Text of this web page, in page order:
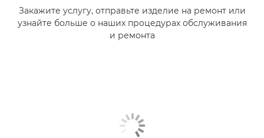
Закажите услугу, отправьте изделие на ремонт или
узнайте больше о наших процедурах обслуживания
и ремонта